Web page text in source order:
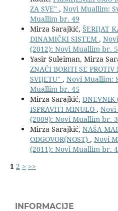
ZA SVE" , Novi Muallim:
Muallim br. 49
Mirza Sarajkić, ŠERIJAT
DINAMIČKI SISTEM ,
(2012): Novi Muallim br.
Yasir Suleiman, Mirza
ZNAČI BORITI SE PROTIV
SVIJETU" , Novi Muallim:
Muallim br. 45
Mirza Sarajkić, DNEVNIK
ISPRAVITI MINULO , Novi
(2009): Novi Muallim br.
Mirza Sarajkić, NAŠA
ODGOVOR(NOST) , Novi
(2011): Novi Muallim br.
1 2 > >>
INFORMACIJE